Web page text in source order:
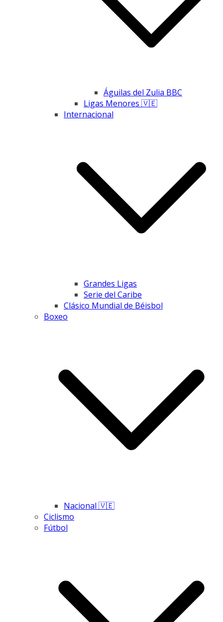
Águilas del Zulia BBC
Ligas Menores 🇻🇪
Internacional
Grandes Ligas
Serie del Caribe
Clásico Mundial de Béisbol
Boxeo
Nacional 🇻🇪
Ciclismo
Fútbol